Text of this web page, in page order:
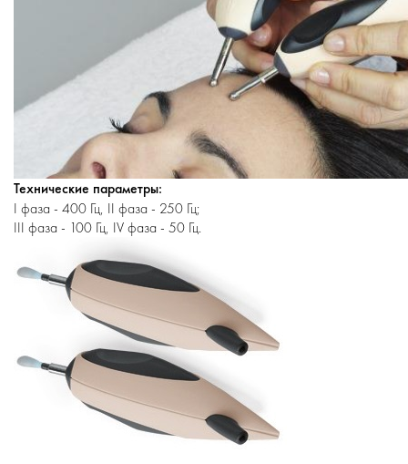
Технические параметры:
I фаза - 400 Гц, II фаза - 250 Гц;
III фаза - 100 Гц, IV фаза - 50 Гц.